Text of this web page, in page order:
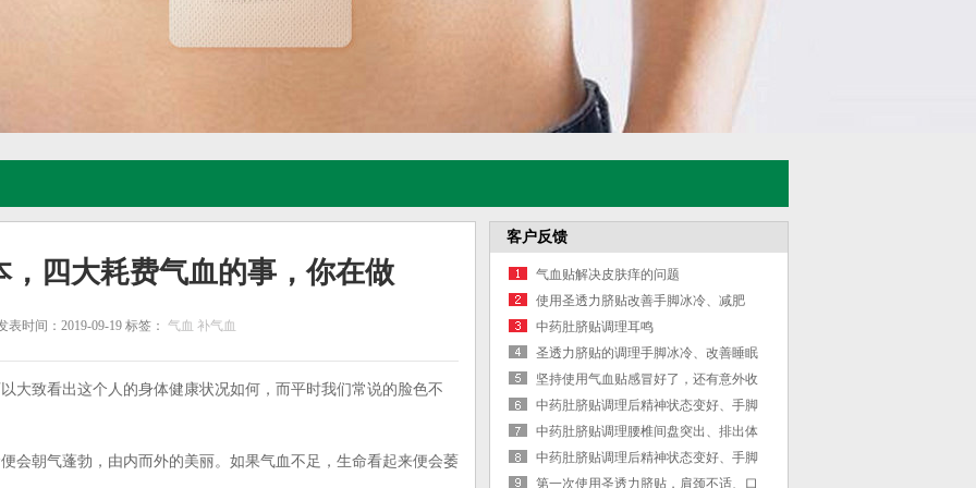
，四大耗费气血的事，你在做
表时间：2019-09-19 标签： 气血 补气血
致看出这个人的身体健康状况如何，而平时我们常说的脸色不
朝气蓬勃，由内而外的美丽。如果气血不足，生命看起来便会萎
客户反馈
气血贴解决皮肤痒的问题
使用圣透力脐贴改善手脚冰冷、减肥
中药肚脐贴调理耳鸣
圣透力脐贴的调理手脚冰冷、改善睡眠
质
坚持使用气血贴感冒好了，还有意外收
获
中药肚脐贴调理后精神状态变好、手脚
冰
中药肚脐贴调理腰椎间盘突出、排出体
内
中药肚脐贴调理后精神状态变好、手脚
冰
第一次使用圣透力脐贴，肩颈不适、口